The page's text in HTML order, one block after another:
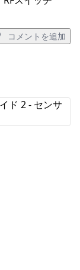
コメントを追加